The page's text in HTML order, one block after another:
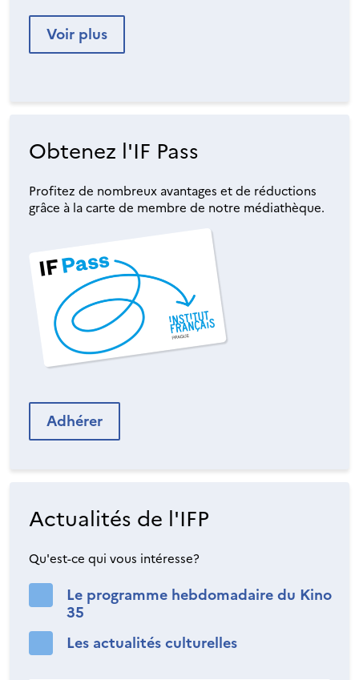
Voir plus
Obtenez l'IF Pass
Profitez de nombreux avantages et de réductions
grâce à la carte de membre de notre médiathèque.
Adhérer
Actualités de l'IFP
Qu'est-ce qui vous intéresse?
Le programme hebdomadaire du Kino
35
Les actualités culturelles